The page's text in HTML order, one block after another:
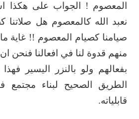
‏المعصوم ! الجواب على هكذا
نعبد الله كالمعصوم هل
صيامنا كصيام المعصوم !! غاية
منهم قدوة لنا في افعالنا ‏فنحن
بفعالهم ولو بالنزر اليسير فهذا
الطريق ‏الصحيح لبناء
قابلياته.‏